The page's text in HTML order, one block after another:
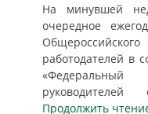
На минувшей
очередное
работодателей в
«Федеральный
Продолжить